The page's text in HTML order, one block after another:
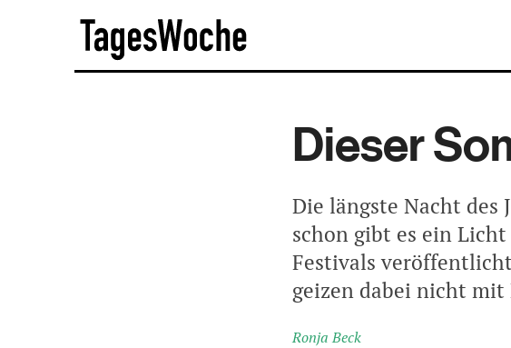
Dieser
Die längste Nacht des
schon gibt es ein
Festivals
geizen dabei nicht
Ronja Beck